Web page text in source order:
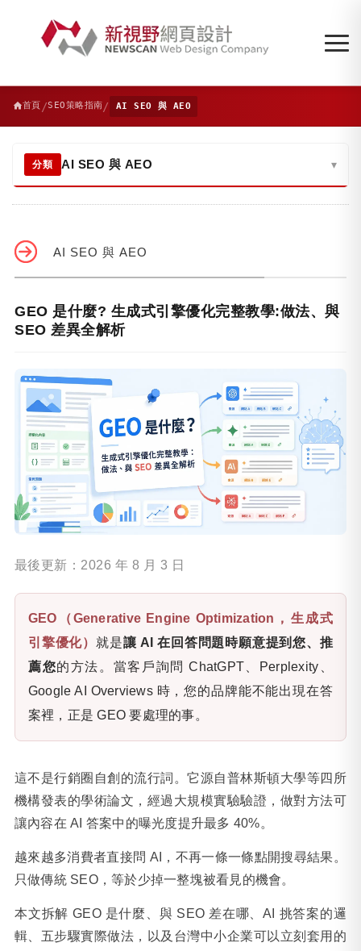
首頁 /SEO策略指南/ AI SEO 與 AEO
分類 AI SEO 與 AEO ▾
AI SEO 與 AEO
GEO 是什麼? 生成式引擎優化完整教學:做法、與
SEO 差異全解析
最後更新： 2026 年 8 月 3 日
GEO（Generative Engine Optimization，生成式
引擎優化） 就是讓 AI 在回答問題時願意提到您、推
薦您的方法。當客戶詢問 ChatGPT、Perplexity、
Google AI Overviews 時，您的品牌能不能出現在答
案裡，正是 GEO 要處理的事。
這不是行銷圈自創的流行詞。它源自普林斯頓大學等四所
機構發表的學術論文，經過大規模實驗驗證，做對方法可
讓內容在 AI 答案中的曝光度提升最多 40%。
越來越多消費者直接問 AI，不再一條一條點開搜尋結果。
只做傳統 SEO，等於少掉一整塊被看見的機會。
本文拆解 GEO 是什麼、與 SEO 差在哪、AI 挑答案的邏
輯、五步驟實際做法，以及台灣中小企業可以立刻套用的